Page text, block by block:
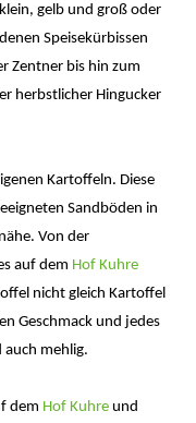
gelb und groß oder
Speisekürbissen
Zentner bis hin zum
herbstlicher Hingucker
Kartoffeln. Diese
Sandböden in
Von der
auf dem Hof Kuhre
nicht gleich Kartoffel
Geschmack und jedes
auch mehlig.
dem Hof Kuhre und